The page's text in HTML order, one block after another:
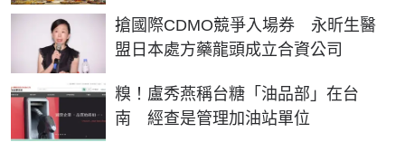
搶國際CDMO競爭入場券 永昕生醫
盟日本處方藥龍頭成立合資公司
糗！盧秀燕稱台糖「油品部」在台
南 經查是管理加油站單位